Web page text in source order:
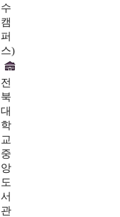
수
캠
퍼
스)
전
북
대
학
교
중
앙
도
서
관